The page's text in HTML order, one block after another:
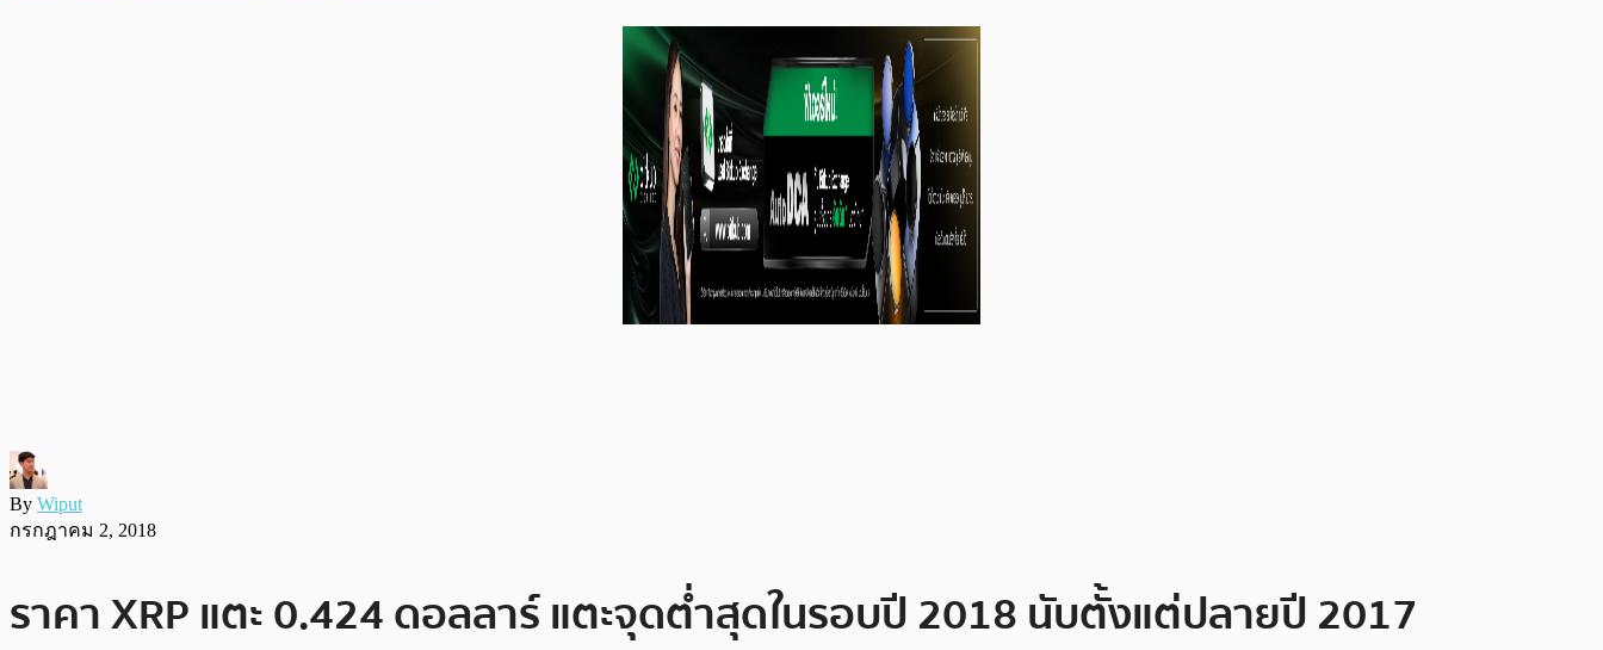
By Wiput
กรกฎาคม 2, 2018
ราคา XRP แตะ 0.424 ดอลลาร์ แตะจุดต่ำสุดในรอบปี 2018 นับตั้งแต่ปลายปี 2017